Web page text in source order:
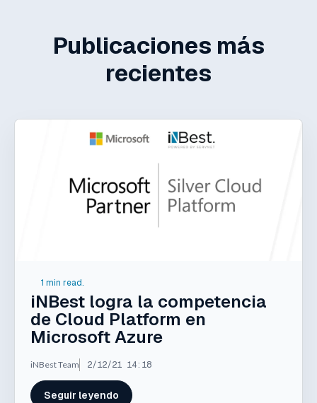
Publicaciones más
recientes
1 min read.
iNBest logra la competencia
de Cloud Platform en
Microsoft Azure
iNBest Team 2/12/21 14:18
Seguir leyendo